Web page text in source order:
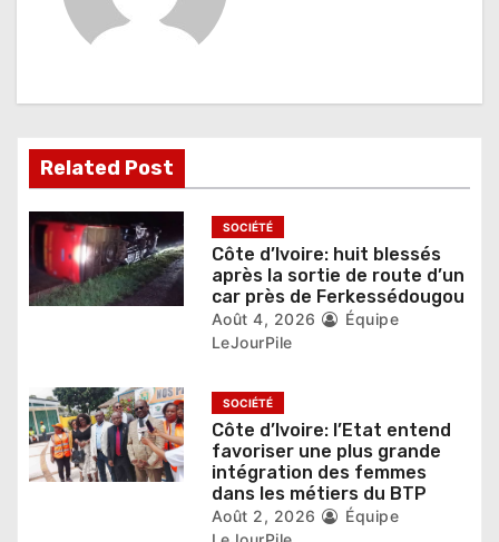
n
d
e
l
’
a
t
i
c
Related Post
SOCIÉTÉ
Côte d’Ivoire: huit blessés
après la sortie de route d’un
car près de Ferkessédougou
Août 4, 2026
Équipe
LeJourPile
SOCIÉTÉ
Côte d’Ivoire: l’Etat entend
favoriser une plus grande
intégration des femmes
dans les métiers du BTP
Août 2, 2026
Équipe